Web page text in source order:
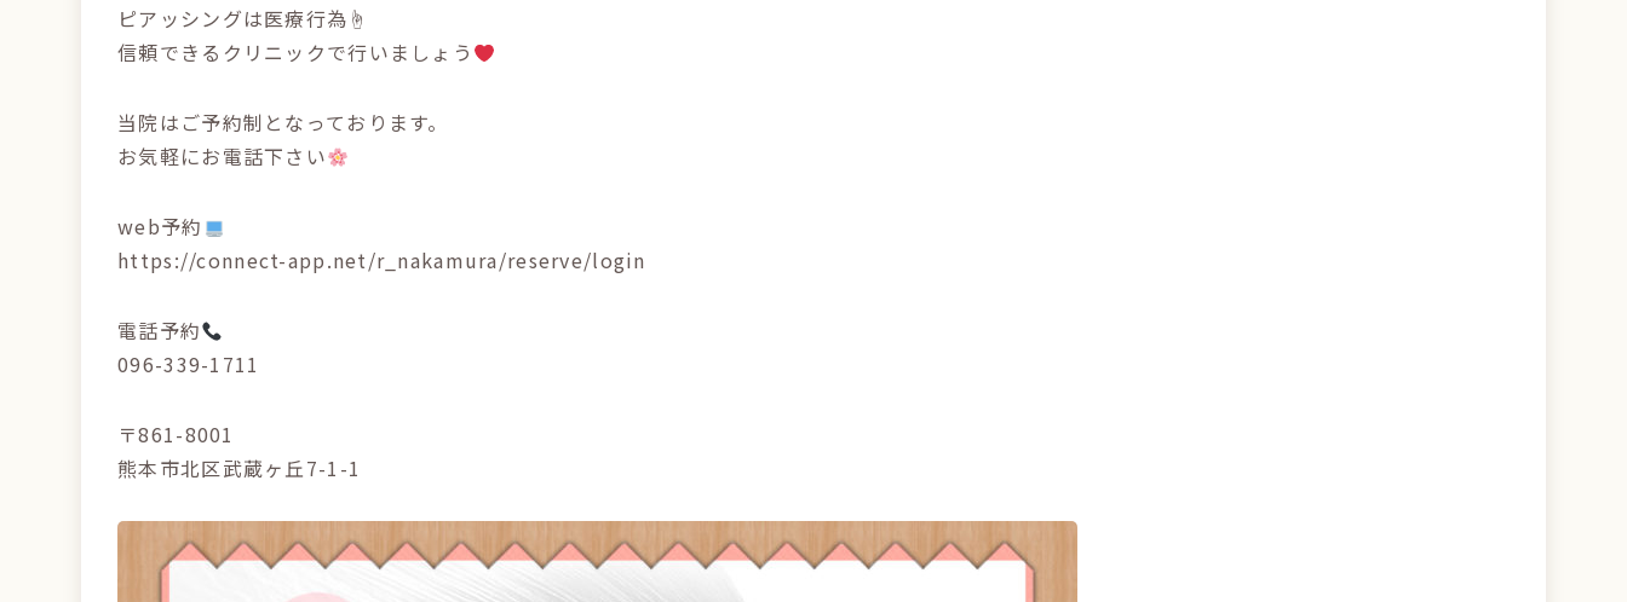
ピアッシングは医療行為☝️
信頼できるクリニックで行いましょう
当院はご予約制となっております。
お気軽にお電話下さい
web予約
https://connect-app.net/r_nakamura/reserve/login
電話予約
096-339-1711
〒861-8001
熊本市北区武蔵ヶ丘7-1-1